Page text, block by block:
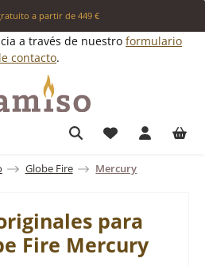
a partir de 449 €
a través de nuestro formulario
contacto.
Tienes 0
Globe Fire Mercury
para
Fire Mercury